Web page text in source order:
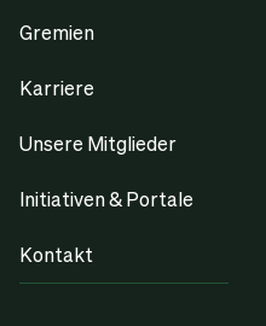
Gremien
Karriere
Unsere Mitglieder
Initiativen & Portale
Kontakt